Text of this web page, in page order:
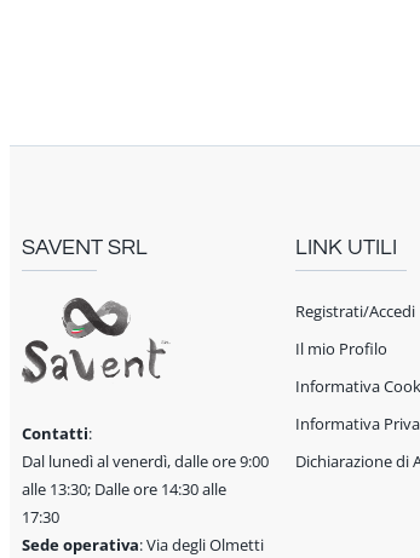
SAVENT SRL
Contatti:
Dal lunedì al venerdì, dalle ore 9:00
alle 13:30; Dalle ore 14:30 alle
17:30
Sede operativa: Via degli Olmetti
LINK UTILI
Registrati/Accedi
Il mio Profilo
Informativa
Informativa
Dichiarazione di